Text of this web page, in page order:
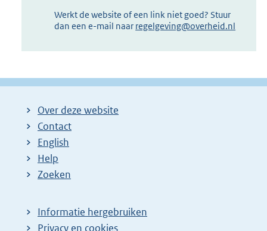
Werkt de website of een link niet goed? Stuur
dan een e-mail naar regelgeving@overheid.nl
Over deze website
Contact
English
Help
Zoeken
Informatie hergebruiken
Privacy en cookies